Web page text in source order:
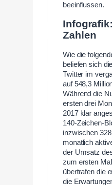
beeinflussen.
Zahlen
Wie die
beliefen sich
Twitter im
auf 548,3
Während die
ersten drei
2017 klar
140-Zeichen-
inzwischen
monatlich
der Umsatz
zum ersten
übertrafen die
die